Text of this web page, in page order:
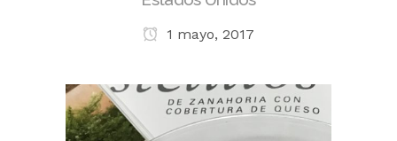
1 mayo, 2017